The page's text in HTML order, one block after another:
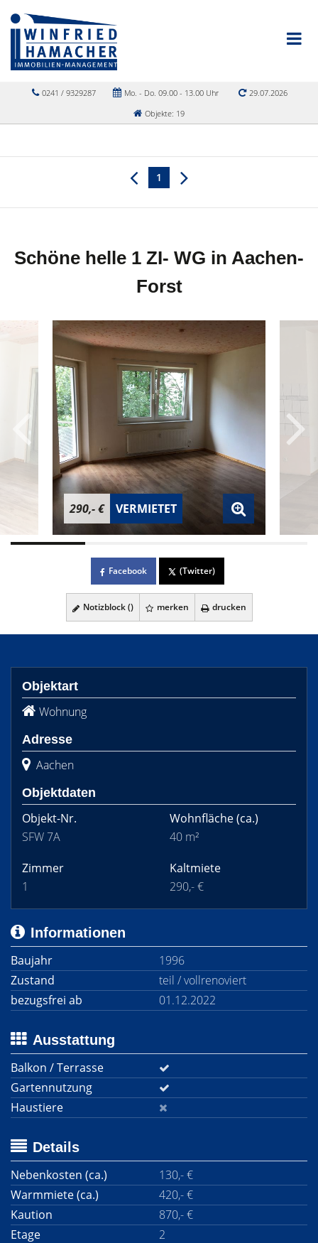
0241 / 9329287 Mo. - Do. 09.00 - 13.00 Uhr
29.07.2026
Objekte: 19
1
Schöne helle 1 ZI- WG in Aachen-
Forst
290,- € VERMIETET
Facebook (Twitter)
Notizblock () merken drucken
Objektart
Wohnung
Adresse
Aachen
Objektdaten
Objekt-Nr.
SFW 7A
Wohnfläche(ca.)
40 m²
Zimmer
1
Kaltmiete
290,- €
Informationen
Baujahr
1996
Zustand
teil / vollrenoviert
bezugsfrei ab
01.12.2022
Ausstattung
Balkon / Terrasse
Gartennutzung
Haustiere
Details
Nebenkosten (ca.)
130,- €
Warmmiete (ca.)
420,- €
Kaution
870,- €
Etage
2